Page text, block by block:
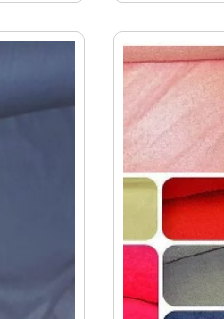
Dit
product
heeft
meerdere
variaties.
Deze
optie
worden
op
de
productpagina